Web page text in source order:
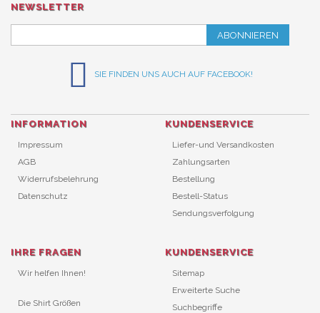
NEWSLETTER
ABONNIEREN
SIE FINDEN UNS AUCH AUF FACEBOOK!
INFORMATION
Impressum
AGB
Widerrufsbelehrung
Datenschutz
KUNDENSERVICE
Liefer-und Versandkosten
Zahlungsarten
Bestellung
Bestell-Status
Sendungsverfolgung
IHRE FRAGEN
Wir helfen Ihnen!
Die Shirt Größen
KUNDENSERVICE
Sitemap
Erweiterte Suche
Suchbegriffe